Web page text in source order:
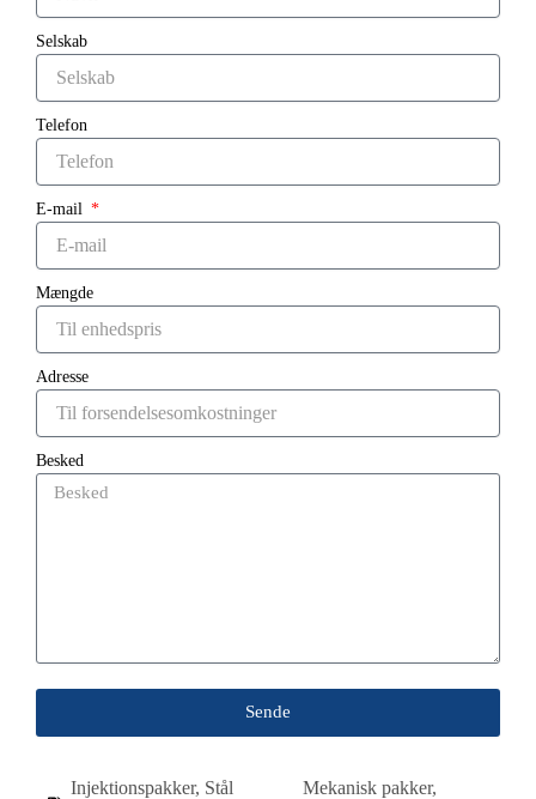
Selskab
Telefon
E-mail
Mængde
Adresse
Besked
Sende
Injektionspakker, Stål
Mekanisk pakker,